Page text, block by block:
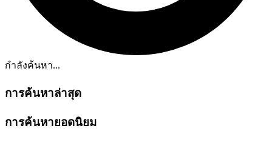
กำลังค้นหา...
การค้นหาล่าสุด
การค้นหายอดนิยม